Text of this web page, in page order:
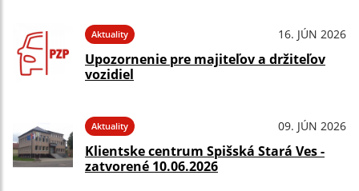
Aktuality 16. JÚN 2026
Upozornenie pre majiteľov a držiteľov
vozidiel
Aktuality 09. JÚN 2026
Klientske centrum Spišská Stará Ves -
zatvorené 10.06.2026